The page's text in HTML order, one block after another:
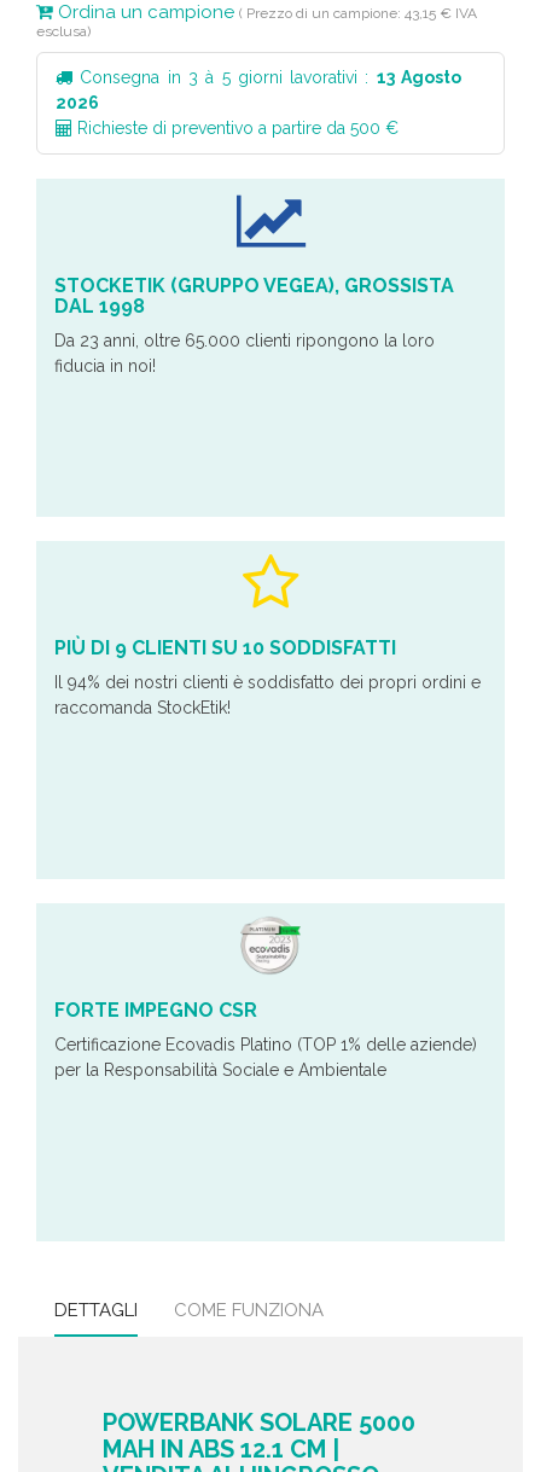
Ordina un campione ( Prezzo di un campione: 43,15 € IVA
esclusa)
Consegna in 3 à 5 giorni lavorativi : 13 Agosto
2026
Richieste di preventivo a partire da 500 €
STOCKETIK (GRUPPO VEGEA), GROSSISTA
DAL 1998
Da 23 anni, oltre 65.000 clienti ripongono la loro
fiducia in noi!
PIÙ DI 9 CLIENTI SU 10 SODDISFATTI
Il 94% dei nostri clienti è soddisfatto dei propri ordini e
raccomanda StockEtik!
FORTE IMPEGNO CSR
Certificazione Ecovadis Platino (TOP 1% delle aziende)
per la Responsabilità Sociale e Ambientale
DETTAGLI COME FUNZIONA
POWERBANK SOLARE 5000
MAH IN ABS 12.1 CM |